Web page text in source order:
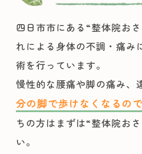
四日市市にある“整体院お
れによる身体の不調・痛み
術を行っています。
慢性的な腰痛や脚の痛み、
分の脚で歩けなくなるの
ちの方はまずは“整体院お
い。